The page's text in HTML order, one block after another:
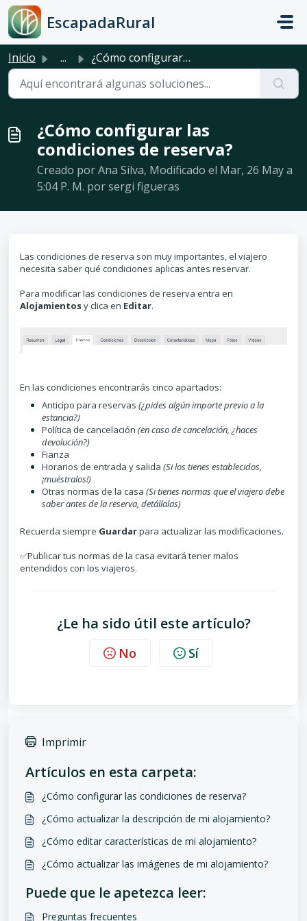
Saltar al contenido principal
EscapadaRural
Inicio ... ¿Cómo configurar las condiciones de reserva?
¿Cómo configurar las
condiciones de reserva?
Creado por Ana Silva, Modificado el Mar, 26 May a
5:04 P. M. por sergi figueras
Las condiciones de reserva son muy importantes, el viajero
necesita saber qué condiciones aplicas antes reservar.
Para modificar las condiciones de reserva entra en
Alojamientosy clica en Editar.
En las condiciones encontrarás cinco apartados:
Anticipo para reservas (¿pides algún importe previo a la
estancia?)
Política de cancelación (en caso de cancelación, ¿haces
devolución?)
Fianza
Horarios de entrada y salida (Si los tienes establecidos,
¡muéstralos!)
Otras normas de la casa (Si tienes normas que el viajero debe
saber antes de la reserva, detállalas)
Recuerda siempre Guardarpara actualizar las modificaciones.
✅Publicar tus normas de la casa evitará tener malos
entendidos con los viajeros.
¿Le ha sido útil este artículo?
No Sí
Imprimir
Artículos en esta carpeta:
¿Cómo configurar las condiciones de reserva?
¿Cómo actualizar la descripción de mi alojamiento?
¿Cómo editar características de mi alojamiento?
¿Cómo actualizar las imágenes de mi alojamiento?
Puede que le apetezca leer:
Preguntas frecuentes